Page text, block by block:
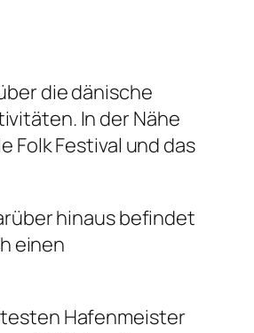
die dänische
In der Nähe
Folk Festival und das
hinaus befindet
einen
Hafenmeister